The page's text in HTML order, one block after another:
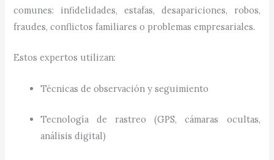
comunes: infidelidades, estafas, desapariciones, robos,
fraudes, conflictos familiares o problemas empresariales.
Estos expertos utilizan:
Técnicas de observación y seguimiento
Tecnología de rastreo (GPS, cámaras ocultas,
análisis digital)